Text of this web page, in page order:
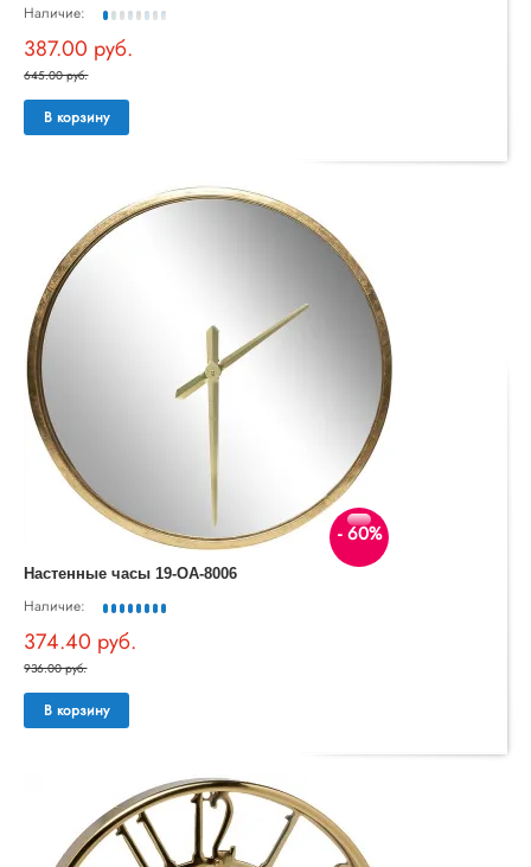
Наличие:
387.00 руб.
645.00 руб.
В корзину
- 60%
Настенные часы 19-OA-8006
Наличие:
374.40 руб.
936.00 руб.
В корзину